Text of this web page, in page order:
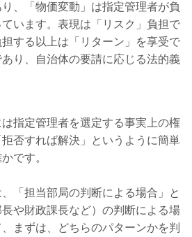
、「物価変動」は指定管理者が負
います。表現は「リスク」負担で
する以上は「リターン」を享受で
り、自治体の要請に応じる法的義
指定管理者を選定する事実上の権
否すれば解決」というように簡単
です。
「担当部局の判断による場合」と
長や財政課長など）の判断による場
まずは、どちらのパターンかを判